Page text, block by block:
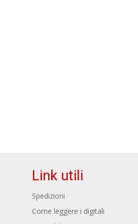
Link utili
Spedizioni
Come leggere i digitali